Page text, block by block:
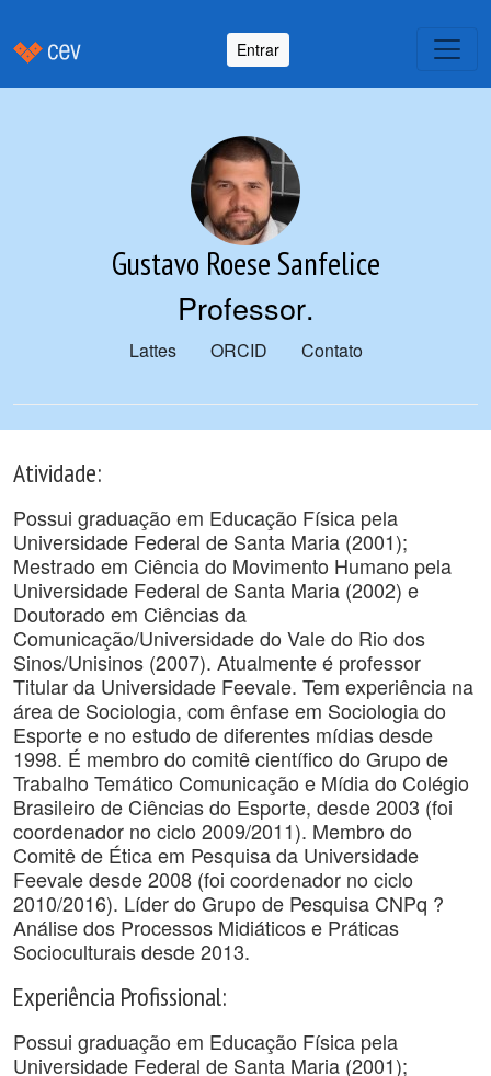
Entrar
Gustavo Roese Sanfelice
Professor.
Lattes ORCID Contato
Atividade:
Possui graduação em Educação Física pela
Universidade Federal de Santa Maria (2001);
Mestrado em Ciência do Movimento Humano pela
Universidade Federal de Santa Maria (2002) e
Doutorado em Ciências da
Comunicação/Universidade do Vale do Rio dos
Sinos/Unisinos (2007). Atualmente é professor
Titular da Universidade Feevale. Tem experiência na
área de Sociologia, com ênfase em Sociologia do
Esporte e no estudo de diferentes mídias desde
1998. É membro do comitê científico do Grupo de
Trabalho Temático Comunicação e Mídia do Colégio
Brasileiro de Ciências do Esporte, desde 2003 (foi
coordenador no ciclo 2009/2011). Membro do
Comitê de Ética em Pesquisa da Universidade
Feevale desde 2008 (foi coordenador no ciclo
2010/2016). Líder do Grupo de Pesquisa CNPq ?
Análise dos Processos Midiáticos e Práticas
Socioculturais desde 2013.
Experiência Profissional:
Possui graduação em Educação Física pela
Universidade Federal de Santa Maria (2001);